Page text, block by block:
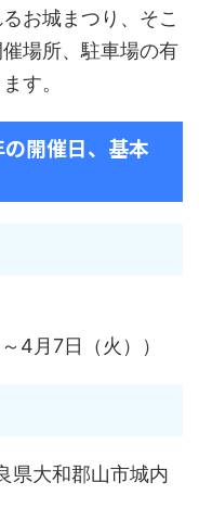
お城まつり、そこ
場所、駐車場の有
す。
開催日、基本
4月7日（火））
県大和郡山市城内